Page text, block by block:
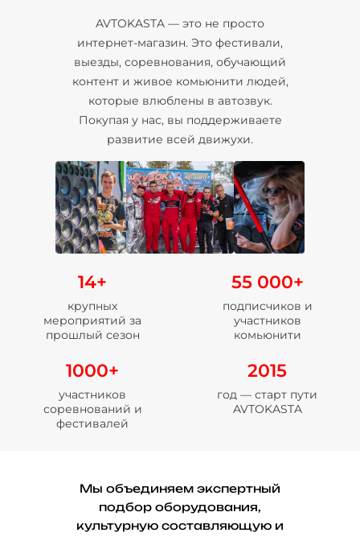
AVTOKASTA — это не просто
интернет-магазин. Это фестивали,
выезды, соревнования, обучающий
контент и живое комьюнити людей,
которые влюблены в автозвук.
Покупая у нас, вы поддерживаете
развитие всей движухи.
14+
крупных
мероприятий за
прошлый сезон
55 000+
подписчиков и
участников
комьюнити
1000+
участников
соревнований и
фестивалей
2015
год — старт пути
AVTOKASTA
Мы объединяем экспертный
подбор оборудования,
культурную составляющую и